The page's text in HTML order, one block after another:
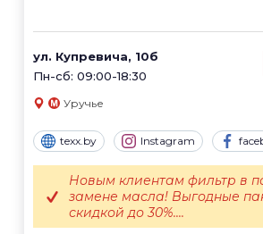
ул. Купревича, 10б
Пн-сб: 09:00-18:30
Уручье
texx.by Instagram
Новым клиентам фильтр в
замене масла! Выгодные
скидкой до 30%....